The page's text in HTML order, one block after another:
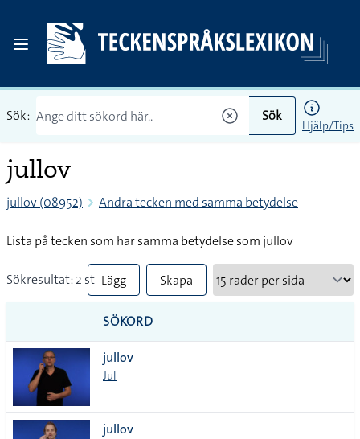
Sök: Sök
Hjälp/Tips
jullov
jullov (08952) Andra tecken med samma betydelse
Lista på tecken som har samma betydelse som jullov
Sökresultat: 2 st Lägg
till
alla i
lista
Skapa
SÖKORD
jullov
Jul
jullov